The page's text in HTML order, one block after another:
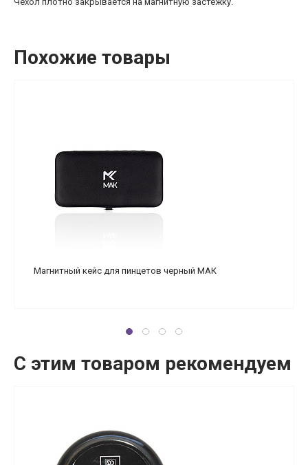
Похожие товары
Магнитный кейс для пинцетов черный МАК
С этим товаром рекомендуем